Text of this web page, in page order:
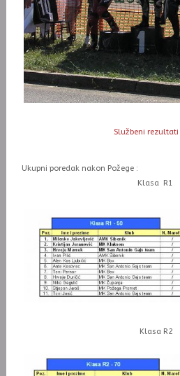
Službeni rezultati
Ukupni poredak nakon Požege :
Klasa R1
Klasa R2